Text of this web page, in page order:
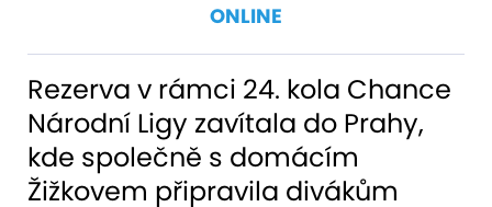
ONLINE
Rezerva v rámci 24. kola Chance
Národní Ligy zavítala do Prahy,
kde společně s domácím
Žižkovem připravila divákům